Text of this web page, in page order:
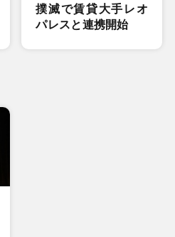
撲滅で賃貸大手レオ
パレスと連携開始